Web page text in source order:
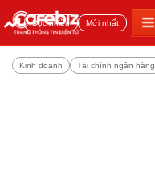
Đọc nhiều Mới nhất
Kinh doanh Tài chính ngân hàng